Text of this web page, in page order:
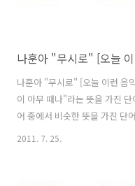
나훈아 "무시로" [오늘
나훈아 "무시로" [오늘 이런 음
이 아무 때나"라는 뜻을 가진
어 중에서 비슷한 뜻을 가진 단
텐데요. 나훈아가 노래하는 "무
2011. 7. 25.